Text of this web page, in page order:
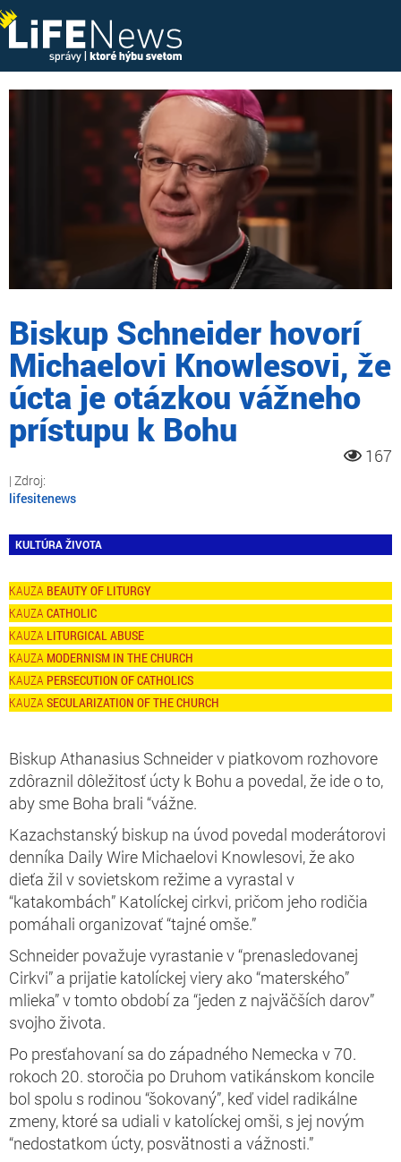
Biskup Schneider hovorí
Michaelovi Knowlesovi, že
úcta je otázkou vážneho
prístupu k Bohu
167
lifesitenews
KULTÚRA ŽIVOTA
BEAUTY OF LITURGY
CATHOLIC
LITURGICAL ABUSE
MODERNISM IN THE CHURCH
PERSECUTION OF CATHOLICS
SECULARIZATION OF THE CHURCH
Biskup Athanasius Schneider v piatkovom rozhovore
zdôraznil dôležitosť úcty k Bohu a povedal, že ide o to,
aby sme Boha brali “vážne.
Kazachstanský biskup na úvod povedal moderátorovi
denníka Daily Wire Michaelovi Knowlesovi, že ako
dieťa žil v sovietskom režime a vyrastal v
“katakombách” Katolíckej cirkvi, pričom jeho rodičia
pomáhali organizovať “tajné omše.”
Schneider považuje vyrastanie v “prenasledovanej
Cirkvi” a prijatie katolíckej viery ako “materského”
mlieka” v tomto období za “jeden z najväčších darov”
svojho života.
Po presťahovaní sa do západného Nemecka v 70.
rokoch 20. storočia po Druhom vatikánskom koncile
bol spolu s rodinou “šokovaný”, keď videl radikálne
zmeny, ktoré sa udiali v katolíckej omši, s jej novým
“nedostatkom úcty, posvätnosti a vážnosti.”